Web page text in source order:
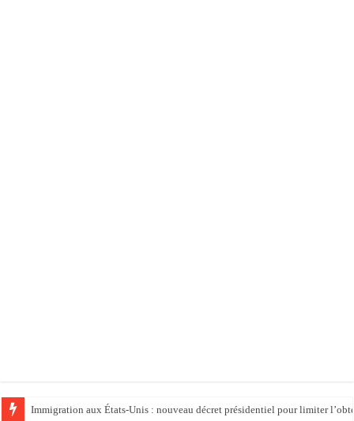
Immigration aux États-Unis : nouveau décret présidentiel pour limiter
Thaïlande : un adolescent tué ses grands-parents et fait cinq morts dans son